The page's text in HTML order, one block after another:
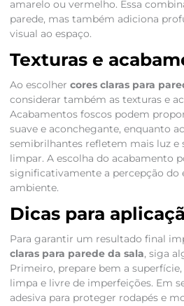
amarelo ou vermelho. Essa
parede, mas também adiciona
visual ao espaço.
Texturas e
Ao escolher cores claras para
considerar também as texturas e
Acabamentos foscos podem
suave e aconchegante, enquanto
semibrilhantes refletem mais luz e
limpar. A escolha do acabamento
significativamente a percepção do
ambiente.
Dicas para
Para garantir um resultado final
claras para parede da sala, siga
Primeiro, prepare bem a
limpa e livre de imperfeições. Em
adesiva para proteger rodapés e